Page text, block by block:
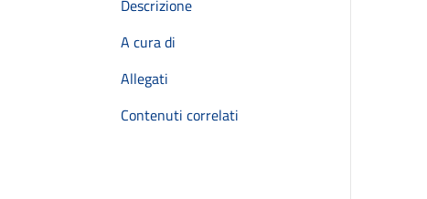
Descrizione
A cura di
Allegati
Contenuti correlati